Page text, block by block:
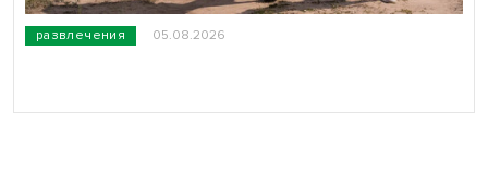
развлечения 05.08.2026